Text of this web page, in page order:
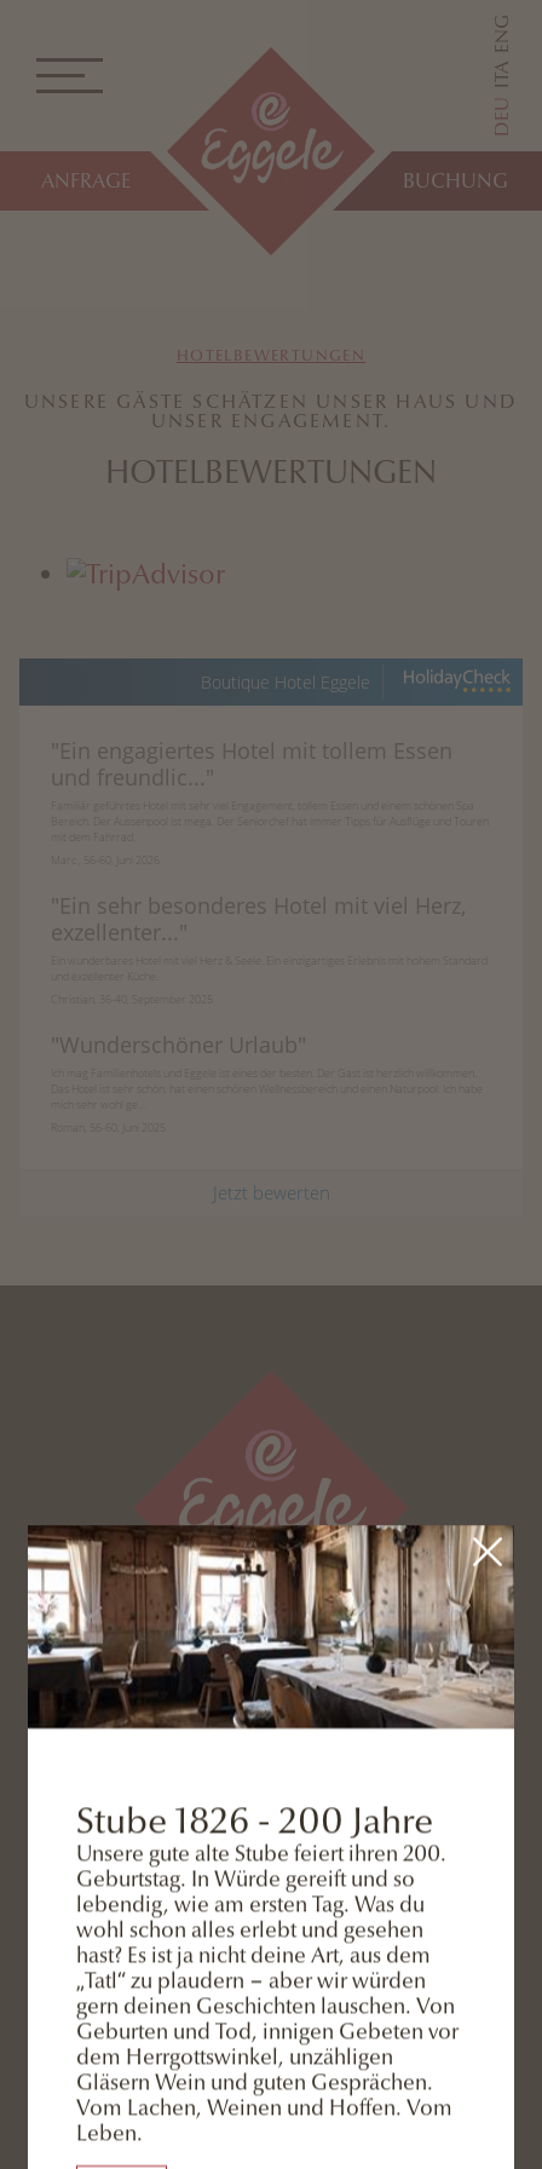
ANFRAGE BUCHUNG
DEU
ITA
ENG
HOTELBEWERTUNGEN
UNSERE GÄSTE SCHÄTZEN UNSER HAUS UND
UNSER ENGAGEMENT.
HOTELBEWERTUNGEN
Boutique Hotel Eggele
"Ein engagiertes Hotel mit tollem Essen
und freundlic... "
"Ein sehr besonderes Hotel mit viel Herz,
exzellenter... "
"Wunderschöner Urlaub "
Jetzt bewerten
KONTAKT
+39 0474 966 724
info@eggele.it
ADRESSE
Eggele GmbH
Stube 1826 - 200 Jahre
Unsere gute alte Stube feiert ihren 200.
Geburtstag. In Würde gereift und so
lebendig, wie am ersten Tag. Was du
wohl schon alles erlebt und gesehen
hast? Es ist ja nicht deine Art, aus dem
„Tatl“ zu plaudern − aber wir würden
gern deinen Geschichten lauschen. Von
Geburten und Tod, innigen Gebeten vor
dem Herrgottswinkel, unzähligen
Gläsern Wein und guten Gesprächen.
Vom Lachen, Weinen und Hoffen. Vom
Leben.